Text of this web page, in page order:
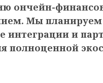
ончейн-
Мы
интеграции и
полноценной